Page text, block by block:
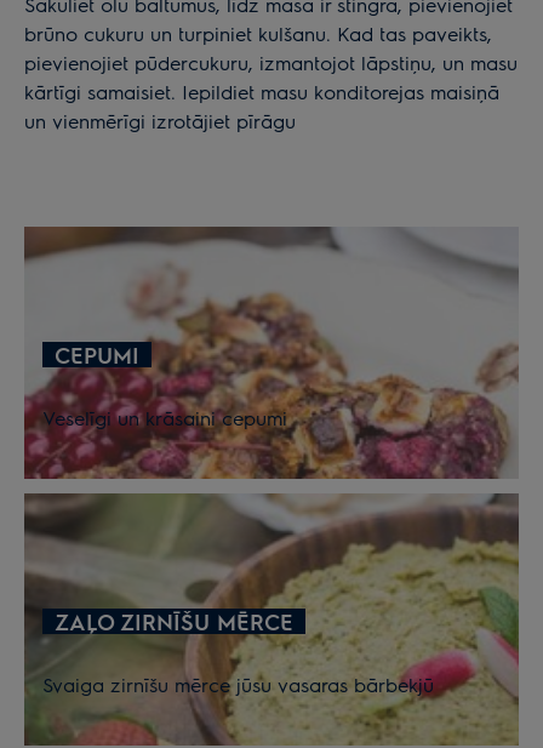
brūno cukuru un turpiniet kulšanu. Kad tas paveikts,
pievienojiet pūdercukuru, izmantojot lāpstiņu, un masu
kārtīgi samaisiet. Iepildiet masu konditorejas maisiņā
un vienmērīgi izrotājiet pīrāgu
CEPUMI
Veselīgi un krāsaini cepumi
ZAĻO ZIRNĪŠU MĒRCE
Svaiga zirnīšu mērce jūsu vasaras bārbekjū